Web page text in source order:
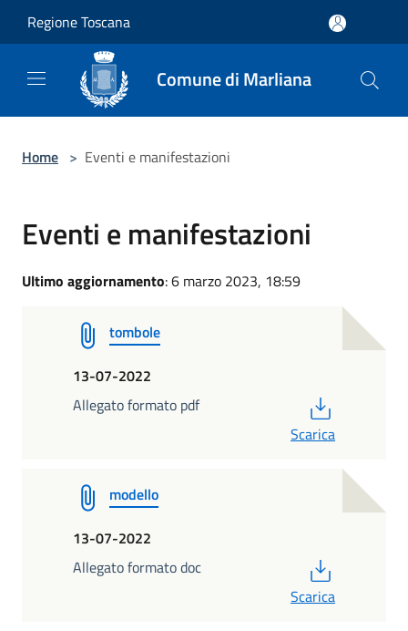
Regione Toscana
Comune di Marliana
Home > Eventi e manifestazioni
Eventi e manifestazioni
Ultimo aggiornamento: 6 marzo 2023, 18:59
tombole
13-07-2022
Allegato formato pdf
Scarica
modello
13-07-2022
Allegato formato doc
Scarica